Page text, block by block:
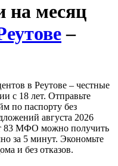
на месяц
–
в Реутове – честные
с 18 лет. Отправьте
по паспорту без
августа 2026
83 МФО можно получить
за 5 минут. Экономьте
и без отказов.